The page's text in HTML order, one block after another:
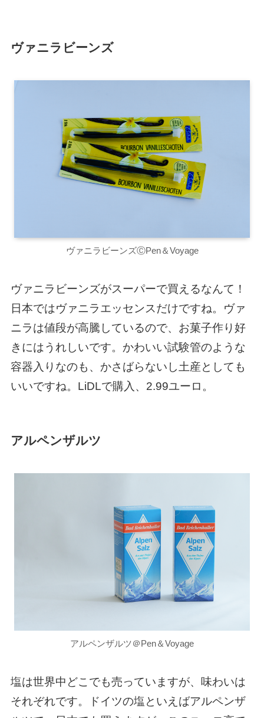
ヴァニラビーンズ
ヴァニラビーンズⒸPen＆Voyage
ヴァニラビーンズがスーパーで買えるなんて！
日本ではヴァニラエッセンスだけですね。ヴァ
ニラは値段が高騰しているので、お菓子作り好
きにはうれしいです。かわいい試験管のような
容器入りなのも、かさばらないし土産としても
いいですね。LiDLで購入、2.99ユーロ。
アルペンザルツ
アルペンザルツ＠Pen＆Voyage
塩は世界中どこでも売っていますが、味わいは
それぞれです。ドイツの塩といえばアルペンザ